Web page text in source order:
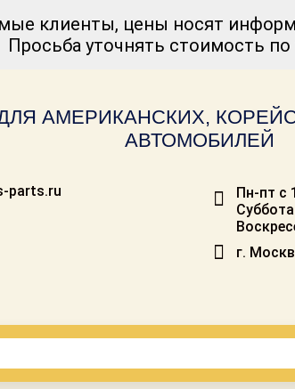
клиенты, цены носят
Просьба уточнять стоимость
АМЕРИКАНСКИХ,
АВТОМОБИЛЕЙ
parts.ru
Пн-пт с
г.